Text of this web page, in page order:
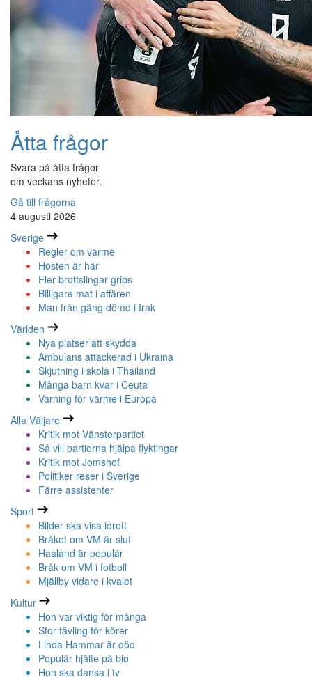
Åtta frågor
Svara på åtta frågor
om veckans nyheter.
Gå till frågorna
4 augusti 2026
Sverige
Regler om värme
Hösten är här
Fler brottslingar grips
Billigare mat i affären
Man från gäng dömd i Irak
Världen
Nya platser att skydda
Ambulans attackerad i Ukraina
Skjutning i skola i Thailand
Många barn kvar i Ceuta
Varning för värme i Europa
Alla Väljare
Kritik mot Vänsterpartiet
Så vill partierna hjälpa flyktingar
Kritik mot Jomshof
Politiker reser i Sverige
Färre assistenter
Sport
Bilder ska visa idrott
Bråket om VM är slut
Haaland är populär
Bråk om VM i fotboll
Mjällby vidare i kvalet
Kultur
Hon var viktig för många
Stor tävling för körer
Linda Hammar är död
Populär hjälte på bio
Hon ska dansa i tv